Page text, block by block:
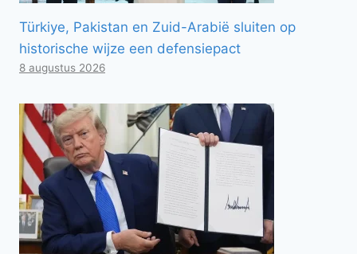
Türkiye, Pakistan en Zuid-Arabië sluiten op
historische wijze een defensiepact
8 augustus 2026